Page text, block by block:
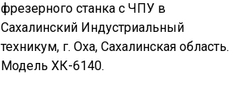
фрезерного станка с ЧПУ в
Сахалинский Индустриальный
техникум, г. Оха, Сахалинская область.
Модель ХК-6140.